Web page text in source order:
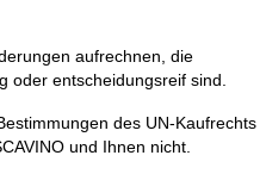
aufrechnen, die
oder entscheidungsreif sind.
des UN-Kaufrechts
und Ihnen nicht.